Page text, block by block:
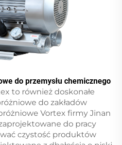
do przemysłu chemicznego
to również doskonałe
do zakładów
Vortex firmy Jinan
do pracy
czystość produktów